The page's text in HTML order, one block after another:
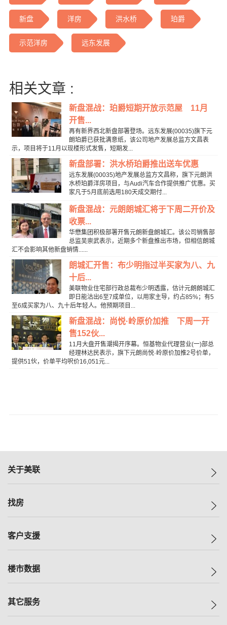
新盘 洋房 洪水桥 珀爵
示范洋房 远东发展
相关文章 :
新盘混战：珀爵短期开放示范屋 11月
开售...
再有新界西北新盘部署登场。远东发展(00035)旗下元
朗珀爵已获批满意纸，该公司地产发展总监方文昌表
示，项目将于11月以现楼形式发售，短期发...
新盘部署：洪水桥珀爵推出送车优惠
远东发展(00035)地产发展总监方文昌称，旗下元朗洪
水桥珀爵洋房项目，与Audi汽车合作提供推广优惠。买
家凡于5月底前选用180天成交期付...
新盘混战：元朗朗城汇将于下周二开价及
收票...
华懋集团积极部署开售元朗新盘朗城汇。该公司销售部
总监吴崇武表示，近期多个新盘推出市场，但相信朗城
汇不会影响其他新盘销情......
朗城汇开售：布少明指过半买家为八、九
十后...
美联物业住宅部行政总裁布少明透露，估计元朗朗城汇
即日能沽出6至7成单位，以用家主导，约占85%；有5
至6成买家为八、九十后年轻人。他预期项目...
新盘混战：尚悦·岭原价加推 下周一开
售152伙...
11月大盘开售潮揭开序幕。恒基物业代理营业(一)部总
经理林达民表示，旗下元朗尚悦·岭原价加推2号价单，
提供51伙，价单平均呎价16,051元...
关于美联
美联集团
人才招募
找房
一手新房
减价
美联豪宅
独家楼盘
客户支援
自助放盘
查询热线
楼市数据
指数
其它服务